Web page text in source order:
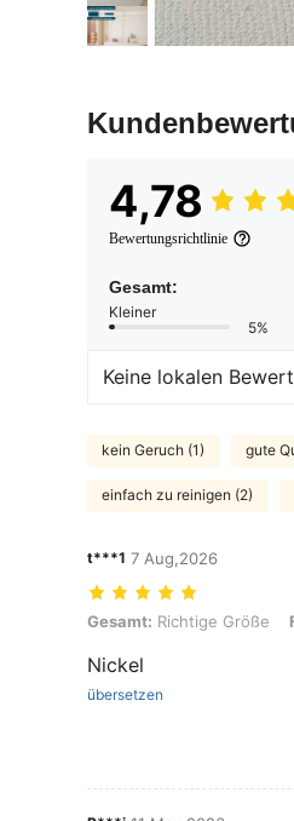
4,78
Bewertungsrichtlinie
Gesamt:
Kleiner
5%
Keine lokalen
kein Geruch (1) gute
einfach zu reinigen (2)
t***1 7 Aug,2026
Gesamt: Richtige Größe,
Gesamt: Richtige Größe
Nickel
übersetzen